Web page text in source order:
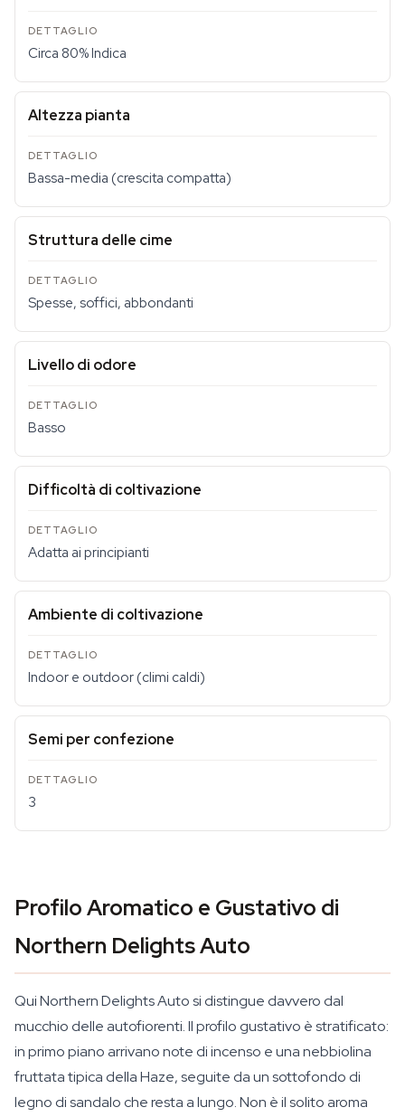
Circa 80% Indica
Altezza pianta
Bassa-media (crescita compatta)
Struttura delle cime
Spesse, soffici, abbondanti
Livello di odore
Basso
Difficoltà di coltivazione
Adatta ai principianti
Ambiente di coltivazione
Indoor e outdoor (climi caldi)
Semi per confezione
3
Profilo Aromatico e Gustativo di
Northern Delights Auto
Qui Northern Delights Auto si distingue davvero dal
mucchio delle autofiorenti. Il profilo gustativo è stratificato:
in primo piano arrivano note di incenso e una nebbiolina
fruttata tipica della Haze, seguite da un sottofondo di
legno di sandalo che resta a lungo. Non è il solito aroma